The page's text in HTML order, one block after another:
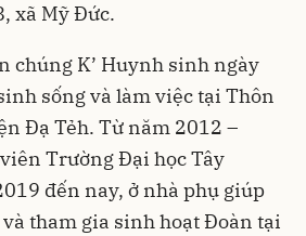
xã Mỹ Đức.
chúng K’ Huynh sinh ngày
sống và làm việc tại Thôn
Đạ Tẻh. Từ năm 2012 –
Trường Đại học Tây
đến nay, ở nhà phụ giúp
tham gia sinh hoạt Đoàn tại